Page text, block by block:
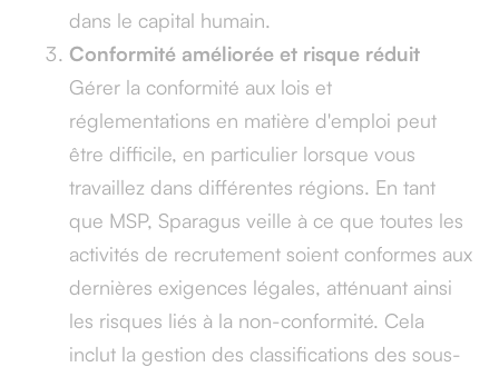
dans le capital humain.
Conformité améliorée et risque réduit
Gérer la conformité aux lois et
réglementations en matière d'emploi peut
être difficile, en particulier lorsque vous
travaillez dans différentes régions. En tant
que MSP, Sparagus veille à ce que toutes les
activités de recrutement soient conformes aux
dernières exigences légales, atténuant ainsi
les risques liés à la non-conformité. Cela
inclut la gestion des classifications des sous-